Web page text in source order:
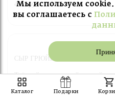
459 руб.- 100г
СЫР ГРЮЙЕР ПАТРИС НОРМАН
Твёрдый сыр по швейцарской
сыр России 2021».
Мы используем cookie.
вы соглашаетесь с
Каталог Подарки